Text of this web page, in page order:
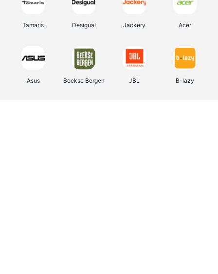
Tamaris Desigual Jackery Acer
Asus Beekse Bergen JBL B-lazy